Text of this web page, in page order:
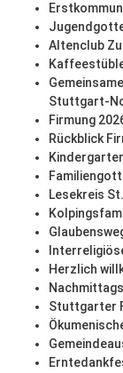
Altenclub
Stuttgart-
Firmung
Rückblick
Lesekreis
Herzlich
Stuttgarter